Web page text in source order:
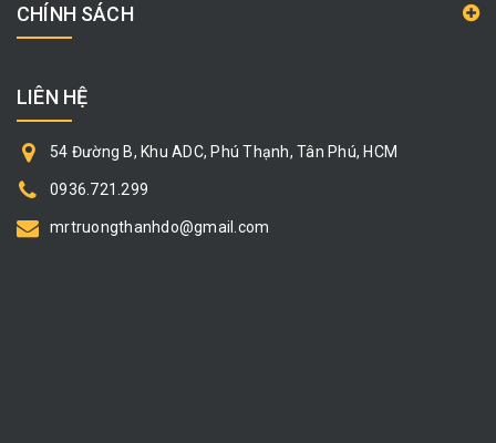
CHÍNH SÁCH
LIÊN HỆ
54 Đường B, Khu ADC, Phú Thạnh, Tân Phú, HCM
0936.721.299
mrtruongthanhdo@gmail.com